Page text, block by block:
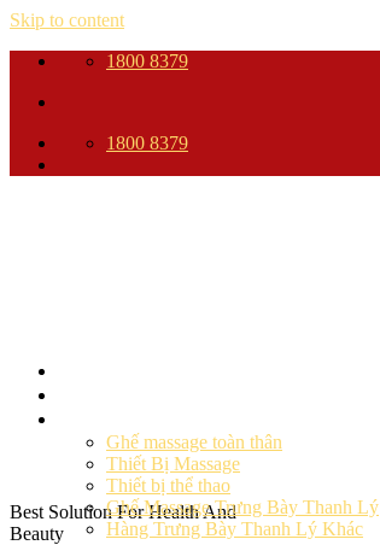
Skip to content
1800 8379
1800 8379
Best Solution For Health And
Beauty
Ghế massage toàn thân
Thiết Bị Massage
Thiết bị thể thao
Ghế Massage Trưng Bày Thanh Lý
Hàng Trưng Bày Thanh Lý Khác